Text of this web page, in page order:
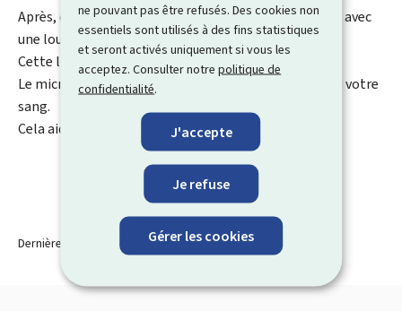
ne pouvant pas être refusés. Des cookies non
essentiels sont utilisés à des fins statistiques
et seront activés uniquement si vous les
acceptez. Consulter notrepolitique de
confidentialité.
J'accepte
Je refuse
Gérer les cookies
Après, des experts regardent votre sang ou votre pipi avec
une loupe spéciale.
Cette loupe spéciale est aussi appelée microscope.
Le microscope aide à voir les choses très petites dans votre
sang.
Cela aide à voir si vous êtes malade.
Dernière modification le 27.03.2025